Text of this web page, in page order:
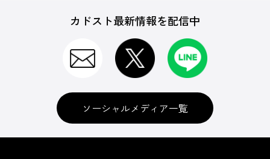
カドスト最新情報を配信中
ソーシャルメディア一覧